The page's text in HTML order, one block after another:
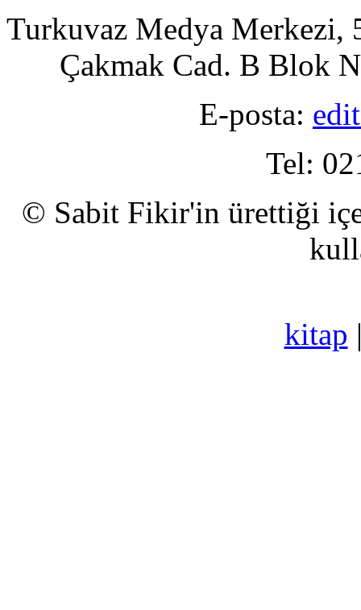
Turkuvaz Medya Merkezi,
Çakmak Cad. B Blok
E-posta:
Tel:
© Sabit Fikir'in ürettiği
kitap